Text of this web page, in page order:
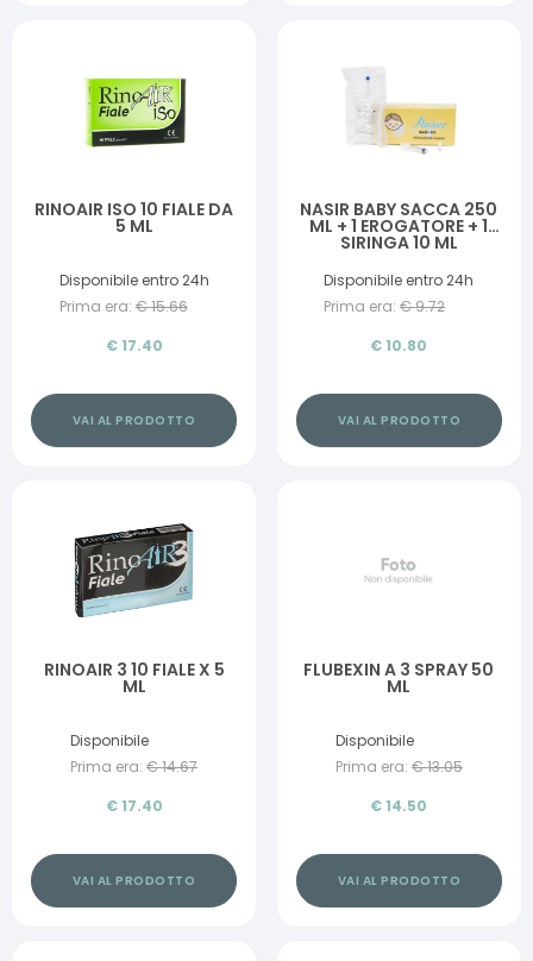
RINOAIR ISO 10 FIALE DA
5 ML
Disponibile entro 24h
Prima era: €15.66
€ 17.40
VAI AL PRODOTTO
NASIR BABY SACCA 250
ML + 1 EROGATORE + 1
SIRINGA 10 ML
Disponibile entro 24h
Prima era: €9.72
€ 10.80
VAI AL PRODOTTO
RINOAIR 3 10 FIALE X 5
ML
Disponibile
Prima era: €14.67
€ 17.40
VAI AL PRODOTTO
FLUBEXIN A 3 SPRAY 50
ML
Disponibile
Prima era: €13.05
€ 14.50
VAI AL PRODOTTO